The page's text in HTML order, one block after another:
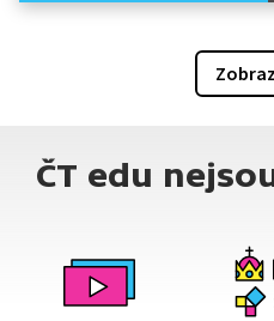
ČT edu